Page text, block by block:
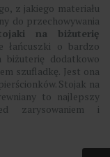
z jakiego materiału
do przechowywania
na biżuterię
łańcuszki o bardzo
biżuterię dodatkowo
szufladkę. Jest ona
Stojak na
to najlepszy
zarysowaniem i